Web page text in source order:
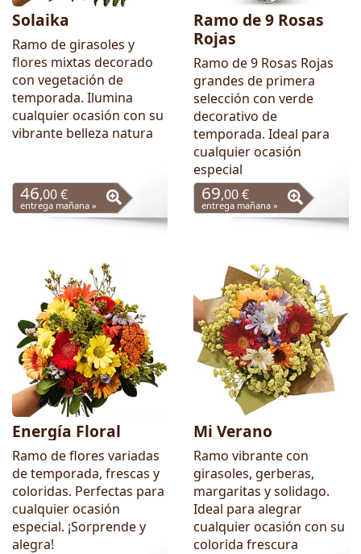
Solaika
Ramo de girasoles y
flores mixtas decorado
con vegetación de
temporada. Ilumina
cualquier ocasión con su
vibrante belleza natura
46,00 €
entrega mañana »
Ramo de 9 Rosas
Rojas
Ramo de 9 Rosas Rojas
grandes de primera
selección con verde
decorativo de
temporada. Ideal para
cualquier ocasión
especial
69,00 €
entrega mañana »
Energía Floral
Ramo de flores variadas
de temporada, frescas y
coloridas. Perfectas para
cualquier ocasión
especial. ¡Sorprende y
alegra!
Mi Verano
Ramo vibrante con
girasoles, gerberas,
margaritas y solidago.
Ideal para alegrar
cualquier ocasión con su
colorida frescura